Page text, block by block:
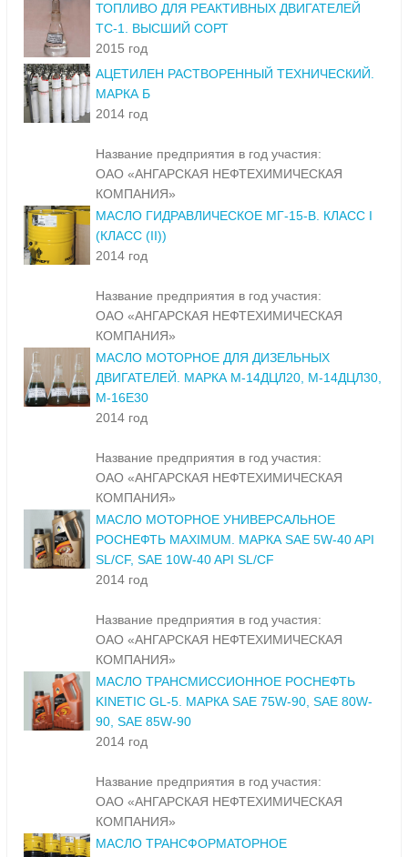
ТОПЛИВО ДЛЯ РЕАКТИВНЫХ ДВИГАТЕЛЕЙ
ТС-1. ВЫСШИЙ СОРТ
2015 год
АЦЕТИЛЕН РАСТВОРЕННЫЙ ТЕХНИЧЕСКИЙ.
МАРКА Б
2014 год
Название предприятия в год участия:
ОАО «АНГАРСКАЯ НЕФТЕХИМИЧЕСКАЯ
КОМПАНИЯ»
МАСЛО ГИДРАВЛИЧЕСКОЕ МГ-15-В. КЛАСС I
(КЛАСС (II))
2014 год
Название предприятия в год участия:
ОАО «АНГАРСКАЯ НЕФТЕХИМИЧЕСКАЯ
КОМПАНИЯ»
МАСЛО МОТОРНОЕ ДЛЯ ДИЗЕЛЬНЫХ
ДВИГАТЕЛЕЙ. МАРКА М-14ДЦЛ20, М-14ДЦЛ30,
М-16Е30
2014 год
Название предприятия в год участия:
ОАО «АНГАРСКАЯ НЕФТЕХИМИЧЕСКАЯ
КОМПАНИЯ»
МАСЛО МОТОРНОЕ УНИВЕРСАЛЬНОЕ
РОСНЕФТЬ MAXIMUM. МАРКА SAE 5W-40 API
SL/CF, SAE 10W-40 API SL/CF
2014 год
Название предприятия в год участия:
ОАО «АНГАРСКАЯ НЕФТЕХИМИЧЕСКАЯ
КОМПАНИЯ»
МАСЛО ТРАНСМИССИОННОЕ РОСНЕФТЬ
KINETIC GL-5. МАРКА SAE 75W-90, SAE 80W-
90, SAE 85W-90
2014 год
Название предприятия в год участия:
ОАО «АНГАРСКАЯ НЕФТЕХИМИЧЕСКАЯ
КОМПАНИЯ»
МАСЛО ТРАНСФОРМАТОРНОЕ